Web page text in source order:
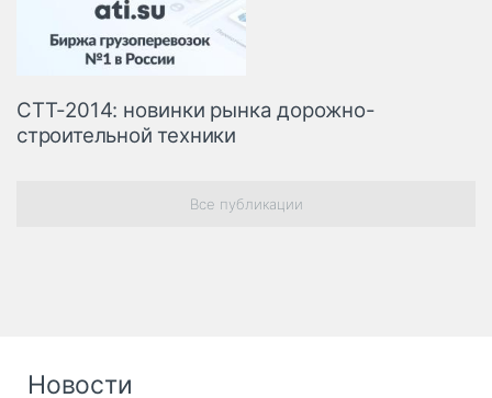
СТТ-2014: новинки рынка дорожно-
строительной техники
Все публикации
Новости